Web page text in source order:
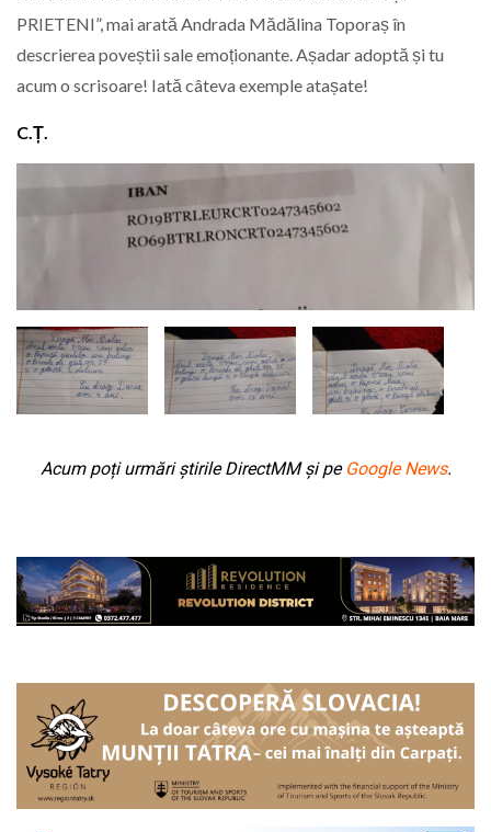
PRIETENI”, mai arată Andrada Mădălina Toporaș în
descrierea poveștii sale emoționante. Așadar adoptă și tu
acum o scrisoare! Iată câteva exemple atașate!
C.Ț.
Acum poți urmări știrile DirectMM și pe Google News.